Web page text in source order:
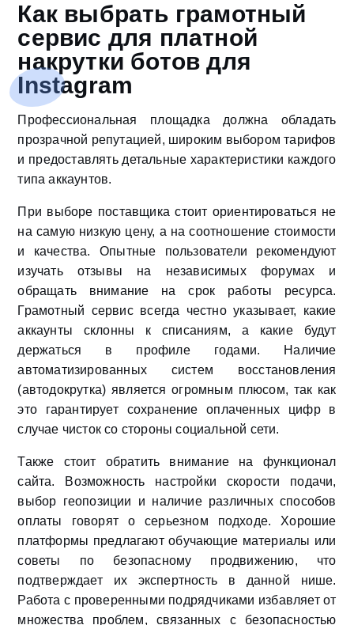
Как выбрать грамотный
сервис для платной
накрутки ботов для
Instagram
Профессиональная площадка должна обладать
прозрачной репутацией, широким выбором тарифов
и предоставлять детальные характеристики каждого
типа аккаунтов.
При выборе поставщика стоит ориентироваться не
на самую низкую цену, а на соотношение стоимости
и качества. Опытные пользователи рекомендуют
изучать отзывы на независимых форумах и
обращать внимание на срок работы ресурса.
Грамотный сервис всегда честно указывает, какие
аккаунты склонны к списаниям, а какие будут
держаться в профиле годами. Наличие
автоматизированных систем восстановления
(автодокрутка) является огромным плюсом, так как
это гарантирует сохранение оплаченных цифр в
случае чисток со стороны социальной сети.
Также стоит обратить внимание на функционал
сайта. Возможность настройки скорости подачи,
выбор геопозиции и наличие различных способов
оплаты говорят о серьезном подходе. Хорошие
платформы предлагают обучающие материалы или
советы по безопасному продвижению, что
подтверждает их экспертность в данной нише.
Работа с проверенными подрядчиками избавляет от
множества проблем, связанных с безопасностью